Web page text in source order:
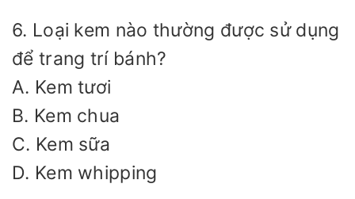
6. Loại kem nào thường được sử dụng
để trang trí bánh?
A. Kem tươi
B. Kem chua
C. Kem sữa
D. Kem whipping